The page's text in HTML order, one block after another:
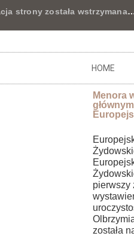
została wstrzymana
HOME
Menora
pierwszy
została